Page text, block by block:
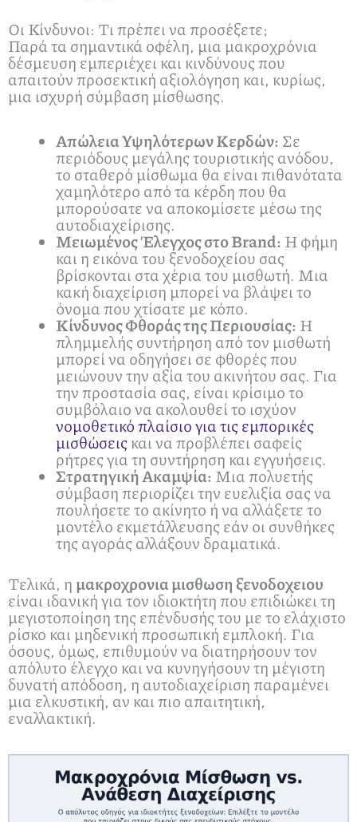
Οι Κίνδυνοι: Τι πρέπει να προσέξετε;
Παρά τα σημαντικά οφέλη, μια μακροχρόνια
δέσμευση εμπεριέχει και κινδύνους που
απαιτούν προσεκτική αξιολόγηση και, κυρίως,
μια ισχυρή σύμβαση μίσθωσης.
Απώλεια Υψηλότερων Κερδών: Σε
περιόδους μεγάλης τουριστικής ανόδου,
το σταθερό μίσθωμα θα είναι πιθανότατα
χαμηλότερο από τα κέρδη που θα
μπορούσατε να αποκομίσετε μέσω της
αυτοδιαχείρισης.
Μειωμένος Έλεγχος στο Brand: Η φήμη
και η εικόνα του ξενοδοχείου σας
βρίσκονται στα χέρια του μισθωτή. Μια
κακή διαχείριση μπορεί να βλάψει το
όνομα που χτίσατε με κόπο.
Κίνδυνος Φθοράς της Περιουσίας: Η
πλημμελής συντήρηση από τον μισθωτή
μπορεί να οδηγήσει σε φθορές που
μειώνουν την αξία του ακινήτου σας. Για
την προστασία σας, είναι κρίσιμο το
συμβόλαιο να ακολουθεί το ισχύον
νομοθετικό πλαίσιο για τις εμπορικές
μισθώσεις και να προβλέπει σαφείς
ρήτρες για τη συντήρηση και εγγυήσεις.
Στρατηγική Ακαμψία: Μια πολυετής
σύμβαση περιορίζει την ευελιξία σας να
πουλήσετε το ακίνητο ή να αλλάξετε το
μοντέλο εκμετάλλευσης εάν οι συνθήκες
της αγοράς αλλάξουν δραματικά.
Τελικά, η μακροχρονια μισθωση ξενοδοχειου
είναι ιδανική για τον ιδιοκτήτη που επιδιώκει τη
μεγιστοποίηση της επένδυσής του με το ελάχιστο
ρίσκο και μηδενική προσωπική εμπλοκή. Για
όσους, όμως, επιθυμούν να διατηρήσουν τον
απόλυτο έλεγχο και να κυνηγήσουν τη μέγιστη
δυνατή απόδοση, η αυτοδιαχείριση παραμένει
μια ελκυστική, αν και πιο απαιτητική,
εναλλακτική.